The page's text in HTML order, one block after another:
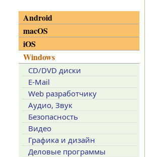
Android
macOS
iOS
Windows
CD/DVD диски
E-Mail
Web разработчику
Аудио, Звук
Безопасность
Видео
Графика и дизайн
Деловые программы